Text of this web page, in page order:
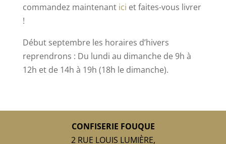
commandez maintenant ici et faites-vous livrer
!
Début septembre les horaires d’hivers
reprendrons : Du lundi au dimanche de 9h à
12h et de 14h à 19h (18h le dimanche).
CONFISERIE FOUQUE
2 RUE LOUIS LUMIÈRE,